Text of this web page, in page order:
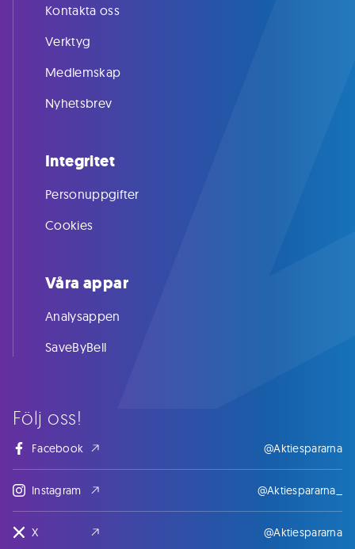
Följ oss!
Facebook @Aktiespararna
Instagram @Aktiespararna_
X @Aktiespararna
Kontakta oss
Verktyg
Medlemskap
Nyhetsbrev
Integritet
Personuppgifter
Cookies
Våra appar
Analysappen
SaveByBell